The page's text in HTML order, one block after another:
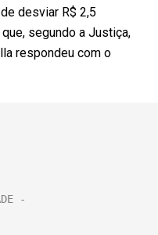
desviar R$ 2,5
segundo a Justiça,
respondeu com o